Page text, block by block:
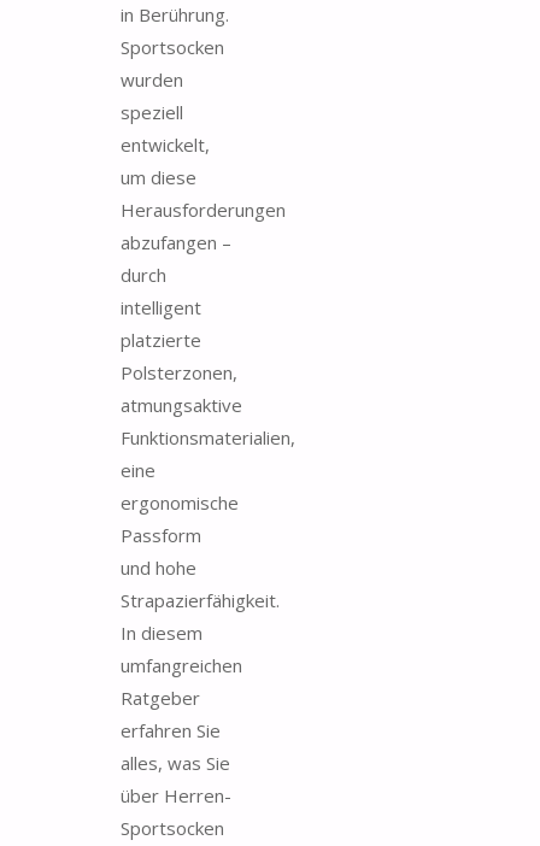
in Berührung.
Sportsocken
wurden
speziell
entwickelt,
um diese
Herausforderungen
abzufangen –
durch
intelligent
platzierte
Polsterzonen,
atmungsaktive
Funktionsmaterialien,
eine
ergonomische
Passform
und hohe
Strapazierfähigkeit.
In diesem
umfangreichen
Ratgeber
erfahren Sie
alles, was Sie
über Herren-
Sportsocken